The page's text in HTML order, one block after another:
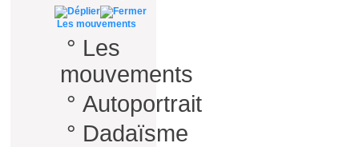
Les mouvements
° Les
mouvements
° Autoportrait
° Dadaïsme